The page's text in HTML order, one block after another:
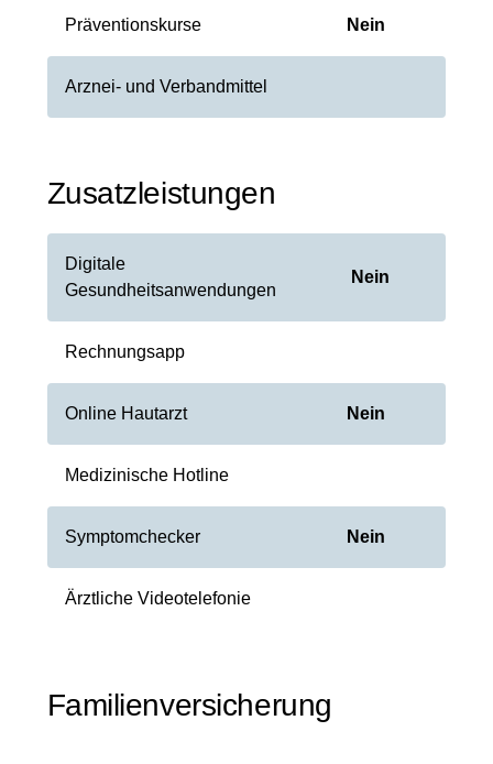
Präventionskurse Nein
Arznei- und Verbandmittel
Zusatzleistungen
Digitale
Gesundheitsanwendungen
Nein
Rechnungsapp
Online Hautarzt Nein
Medizinische Hotline
Symptomchecker Nein
Ärztliche Videotelefonie
Familienversicherung